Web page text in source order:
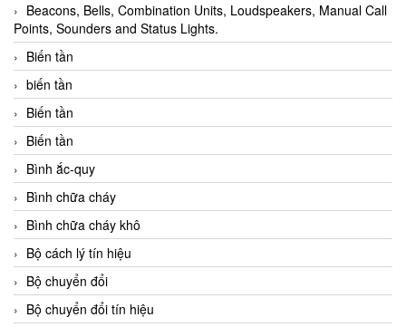
Beacons, Bells, Combination Units, Loudspeakers, Manual Call
Points, Sounders and Status Lights.
Biến tần
biến tần
Biến tần
Biến tần
Bình ắc-quy
Bình chữa cháy
Bình chữa cháy khô
Bộ cách lý tín hiệu
Bộ chuyển đổi
Bộ chuyển đổi tín hiệu